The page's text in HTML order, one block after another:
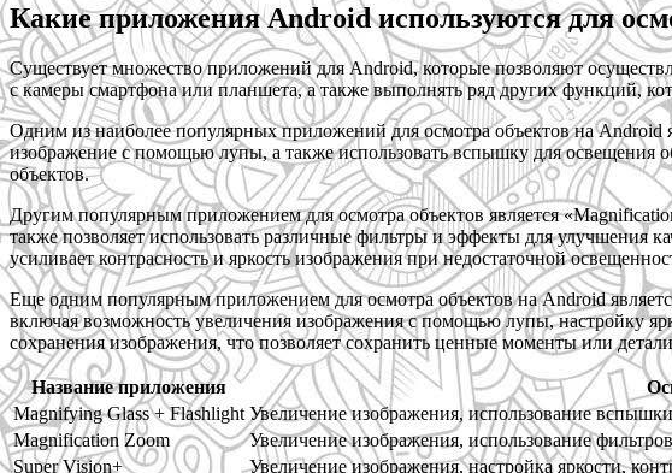
Какие приложения Android используются для
Существует множество приложений для Android, которые позволяют
с камеры смартфона или планшета, а также выполнять ряд других функций,
Одним из наиболее популярных приложений для осмотра объектов на Android
изображение с помощью лупы, а также использовать вспышку для освещения
объектов.
Другим популярным приложением для осмотра объектов является
также позволяет использовать различные фильтры и эффекты для
усиливает контрасность и яркость изображения при недостаточной
Еще одним популярным приложением для осмотра объектов на Android
включая возможность увеличения изображения с помощью лупы, настройку
сохранения изображения, что позволяет сохранить ценные моменты или
Название приложения
Magnifying Glass + Flashlight Увеличение изображения, использование
Magnification Zoom
Увеличение изображения, использование
Super Vision+
Увеличение изображения, настройка яркости,